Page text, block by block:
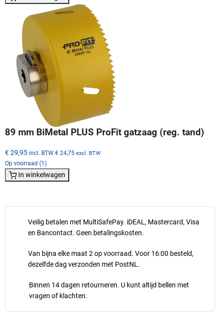
Veilig betalen met MultiSafePay. iDEAL, Mastercard, Visa
en Bancontact. Geen betalingskosten.
Van bijna elke maat 2 op voorraad. Voor 16:00 besteld,
dezelfde dag verzonden met PostNL.
Binnen 14 dagen retourneren. U kunt altijd bellen met
vragen of klachten.
89 mm BiMetal PLUS ProFit gatzaag (reg. tand)
€ 29,95 incl. BTW € 24,75 excl. BTW
Op voorraad (1)
In winkelwagen